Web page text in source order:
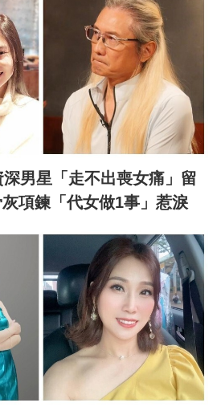
男星「走不出喪女痛」留
項鍊「代女做1事」惹淚